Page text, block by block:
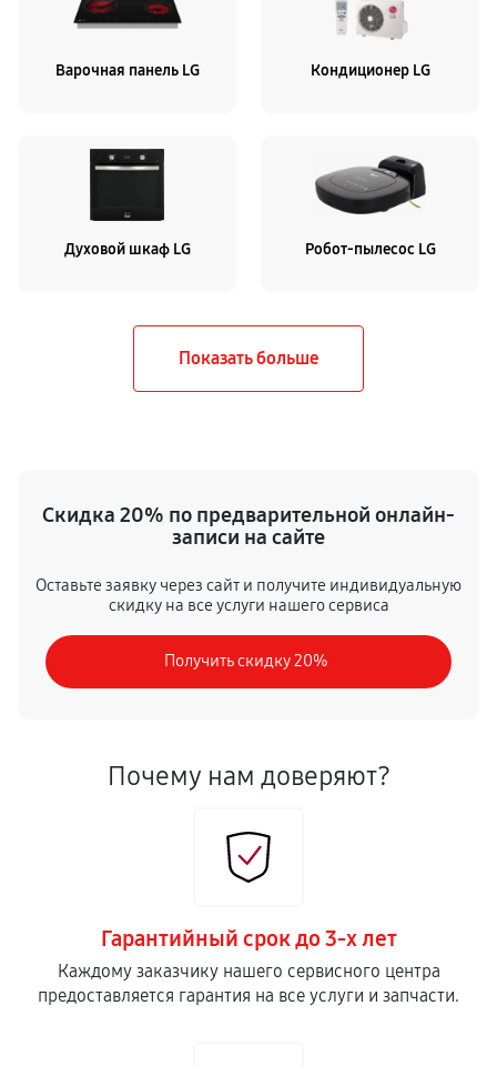
Варочная панель LG Кондиционер LG
Духовой шкаф LG Робот-пылесос LG
Скидка 20% по предварительной онлайн-
записи на сайте
Оставьте заявку через сайт и получите индивидуальную
скидку на все услуги нашего сервиса
Получить скидку 20%
Почему нам доверяют?
Гарантийный срок до 3-х лет
Каждому заказчику нашего сервисного центра
предоставляется гарантия на все услуги и запчасти.